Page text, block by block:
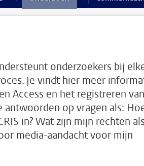
onderzoekers bij
Je vindt hier meer
Access en het registreren van
antwoorden op vragen als:
in? Wat zijn mijn rechten als
media-aandacht voor mijn